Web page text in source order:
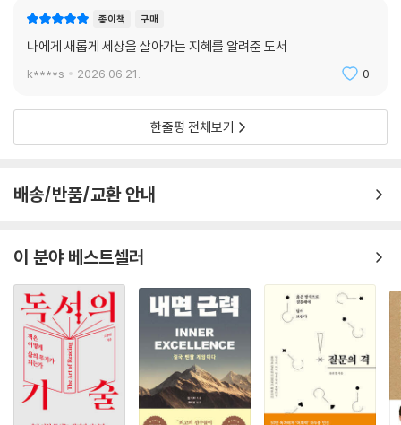
“아무리 애써도 여전히 불안하다면, 그럴 때는 어떻게 하는 것이 좋을까
요?” 질문을 하면서 얼마 전 신문에서 본 기사가 떠올랐다. 미국 전역에 거
문 결과를 보면 그들도 단기적인 재정 문제에 대해 불안을 느끼고 있었다.
고 답했고, 59%가 학자금 대출을 갚는 것이 걱정이라고 말했다. 괜찮은 직
장을 구하지 못할까 봐 염려된다고 한 사람이 78%, 예상치 못한 의료비가
“은퇴한 뒤 돈이 부족할까 봐 불안하다”고 답했다.
보았다. 내 마음을 전적으로 이해한다는 표정이었다. “불안은 자연스러운
표(short-term financial goal)를 향해 가고 있다면 실컷 불안해하셔도
돼요. 다만 중요한 것은 불안에 빠져 목표를 잃어서는 안 된다는 거예요. 우
리는 지금 부자로 향하는 항해를 하고 있어요. 목표 지점은 당연히 진짜 부
자가 되는 것이죠. 항해하다 보면 때로는 배가 파도에 심하게 흔들릴 수도
있고 뱃멀미를 할 수도 있겠죠. 문제는 이러다 배가 난파하면 어쩌나 하고
불안에 굴복한다는 데 있어요. 배가 흔들리는 것도 항해의 일부라는 걸 잊
타인과의 비교를 멈추고 막연한 불안감에서 해방되며 진정한 편안함에 머
물게 된 것이다.
구하고 놀라운 행운과 삶의 변화를 만나게 되는 과정을 단계별로 소개한
다. 이 책을 읽고 ‘Having 노트’, ‘Having 모션’ 등 실용적인 팁들을 따라
“인생을 바꾼 책”, “완전히 새로운 시각”… 서구 독자들의 찬사
“5월이면 69세가 된다. 최근에 은퇴한 나는 이전에는 제대로 준비되지 않
았기 때문에 ‘보통의 나이’를 많이 흘려보냈다. 조금 더 일찍 서윤을 만났더
라면 얼마나 좋았을까.”
미국의 한 독자의 리뷰 중 일부분이다. 전 세계 21개국에 판권이 계약된 이
책은 동서양을 망라해 지금 이 시대를 사는 사람들에게 필요한 메시지를
전하고 있다. 마음이 편안해지는 것, 부자가 되는 것, 자신이 원하는 것이
무엇인지 찾고 그 삶을 사는 것, 타인을 의식하지 않고 오롯이 나에게 집중
종이책 구매
나에게 새롭게 세상을 살아가는 지혜를 알려준 도서
k****s 2026.06.21. 0
한줄평 전체보기
배송/반품/교환 안내
이 분야 베스트셀러